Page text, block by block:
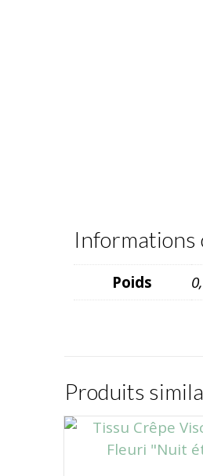
Informations
Poids
Produits